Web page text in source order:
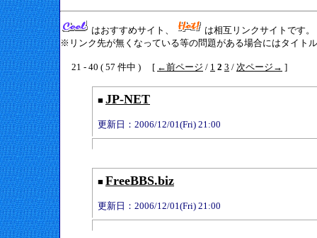
はおすすめサイト、
は相互リンクサイトです。
※リンク先が無くなっている等の問題がある場合にはタイト
21 - 40 ( 57 件中 ) [ ←前ページ / 1 2 3 / 次ページ→ ]
■ JP-NET
更新日：2006/12/01(Fri) 21:00
■ FreeBBS.biz
更新日：2006/12/01(Fri) 21:00